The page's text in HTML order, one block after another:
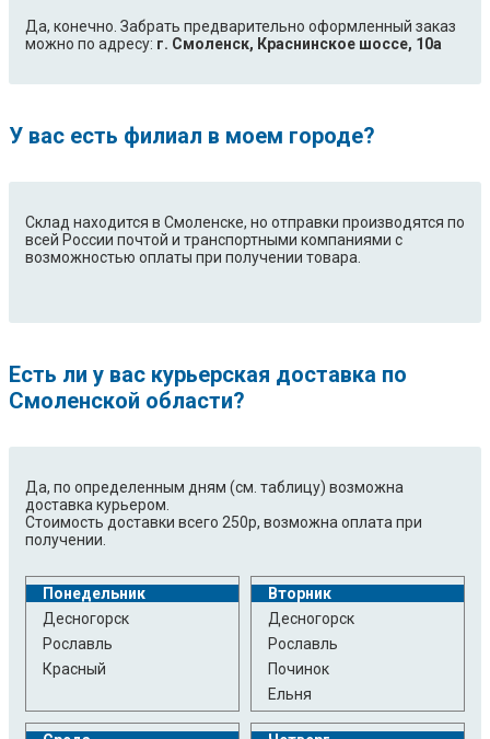
Да, конечно. Забрать предварительно оформленный заказ
можно по адресу: г. Смоленск, Краснинское шоссе, 10а
У вас есть филиал в моем городе?
Склад находится в Смоленске, но отправки производятся по
всей России почтой и транспортными компаниями с
возможностью оплаты при получении товара.
Есть ли у вас курьерская доставка по
Смоленской области?
Да, по определенным дням (см. таблицу) возможна
доставка курьером.
Стоимость доставки всего 250р, возможна оплата при
получении.
Понедельник
Десногорск
Рославль
Красный
Вторник
Десногорск
Рославль
Починок
Ельня